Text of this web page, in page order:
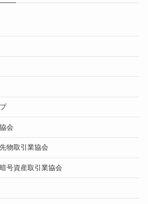
会
物取引業協会
号資産取引業協会